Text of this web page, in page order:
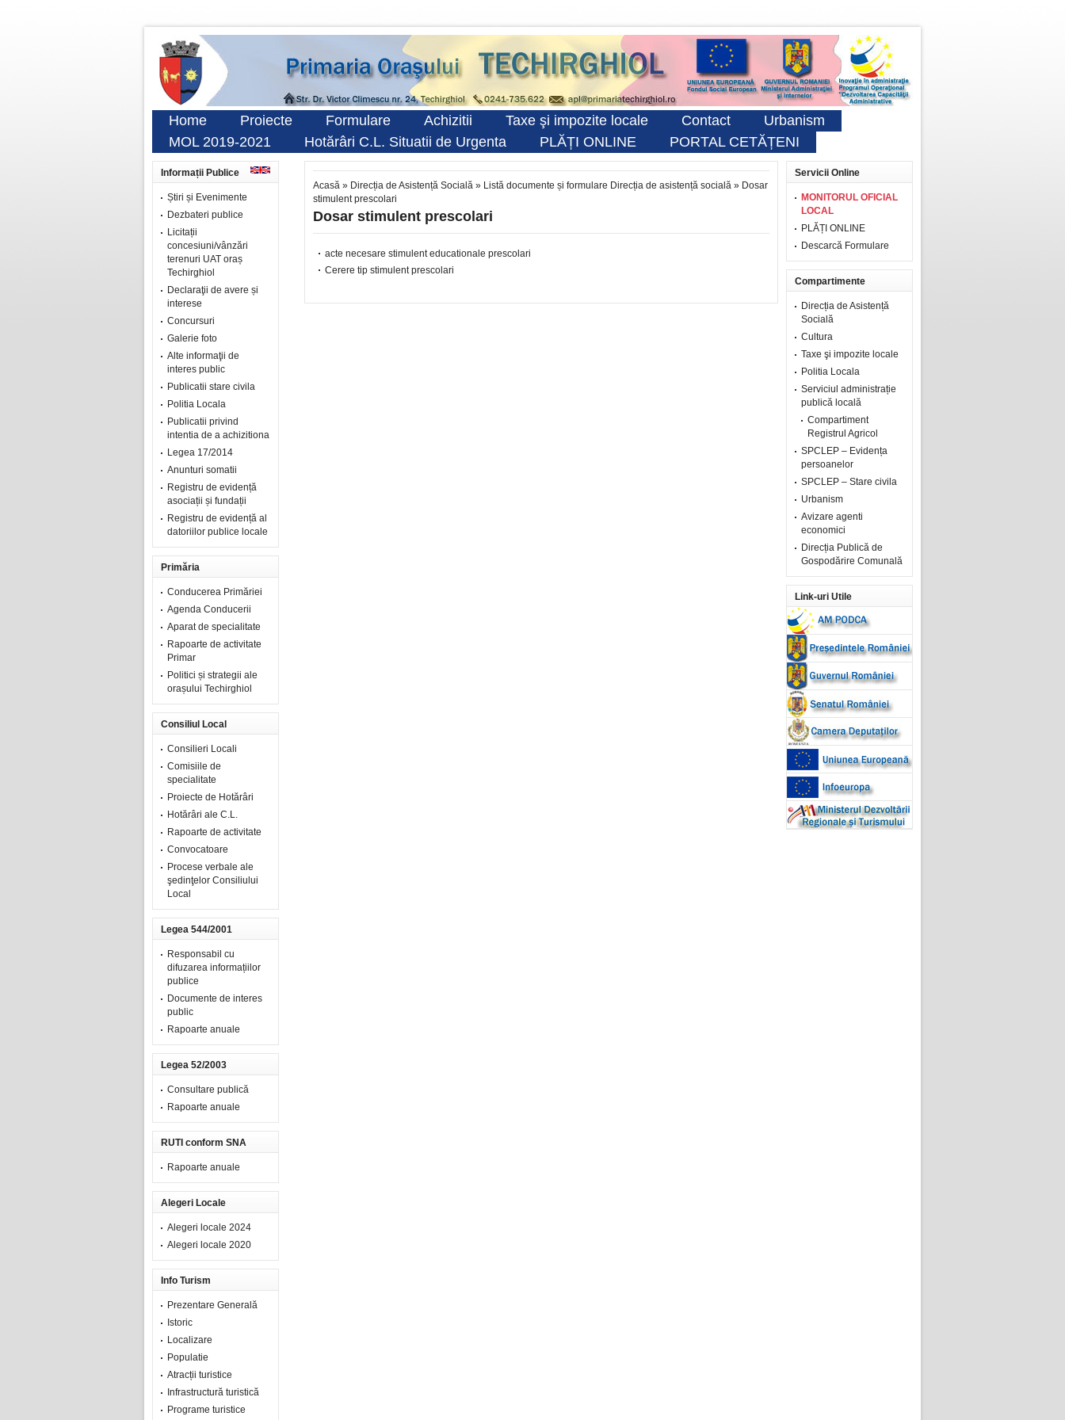
Home Proiecte Formulare Achizitii Taxe şi impozite locale Contact
Urbanism
MOL 2019-2021
Hotărâri C.L. Situatii de Urgenta PLĂȚI ONLINE PORTAL CETĂȚENI
Informații Publice
Știri și Evenimente
Dezbateri publice
Licitații
concesiuni/vânzări
terenuri UAT oraș
Techirghiol
Declaraţii de avere și
interese
Concursuri
Galerie foto
Alte informaţii de
interes public
Publicatii stare civila
Politia Locala
Publicatii privind
intentia de a achizitiona
Legea 17/2014
Anunturi somatii
Registru de evidență
asociații și fundații
Registru de evidență al
datoriilor publice locale
Primăria
Conducerea Primăriei
Agenda Conducerii
Aparat de specialitate
Rapoarte de activitate
Primar
Politici și strategii ale
orașului Techirghiol
Consiliul Local
Consilieri Locali
Comisiile de
specialitate
Proiecte de Hotărâri
Hotărâri ale C.L.
Rapoarte de activitate
Convocatoare
Procese verbale ale
şedinţelor Consiliului
Local
Legea 544/2001
Responsabil cu
difuzarea informațiilor
publice
Documente de interes
public
Rapoarte anuale
Legea 52/2003
Consultare publică
Rapoarte anuale
RUTI conform SNA
Rapoarte anuale
Alegeri Locale
Alegeri locale 2024
Alegeri locale 2020
Info Turism
Prezentare Generală
Istoric
Localizare
Populatie
Atracții turistice
Infrastructură turistică
Programe turistice
Acasă » Direcția de Asistență Socială » Listă documente și formulare Direcția de asistență socială » Dosar
stimulent prescolari
Dosar stimulent prescolari
acte necesare stimulent educationale prescolari
Cerere tip stimulent prescolari
Servicii Online
MONITORUL OFICIAL
LOCAL
PLĂȚI ONLINE
Descarcă Formulare
Compartimente
Direcția de Asistență
Socială
Cultura
Taxe şi impozite locale
Politia Locala
Serviciul administrație
publică locală
Compartiment
Registrul Agricol
SPCLEP – Evidența
persoanelor
SPCLEP – Stare civila
Urbanism
Avizare agenti
economici
Direcția Publică de
Gospodărire Comunală
Link-uri Utile